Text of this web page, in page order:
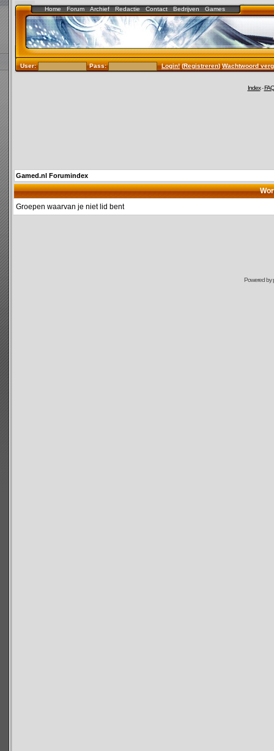
Home Forum Archief Redactie Contact Bedrijven Games
User: Pass: Login!(Registreren)Wachtwoord
Index-FAQ
Gamed.nl Forumindex
Groepen waarvan je niet lid bent
Powered by